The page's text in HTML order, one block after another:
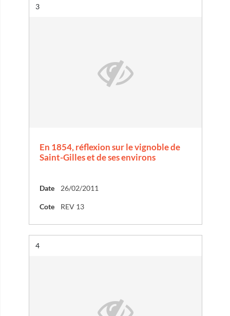
Résultat n°
3
En 1854, réflexion sur le vignoble de
Saint-Gilles et de ses environs
Date 26/02/2011
Cote REV 13
Résultat n°
4